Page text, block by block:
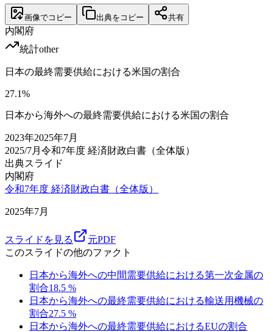
画像でコピー 出典をコピー 共有
内閣府
統計other
日本の最終需要供給における米国の割合
27.1%
日本から海外への最終需要供給における米国の割合
2023年2025年7月
2025/7月 令和7年度 経済財政白書（全体版）
出典スライド
内閣府
令和7年度 経済財政白書（全体版）
2025年7月
スライドを見る
元PDF
このスライドの他のファクト
日本から海外への中間需要供給における第一次金属の
割合18.5 %
日本から海外への最終需要供給における輸送用機械の
割合27.5 %
日本から海外への最終需要供給におけるEUの割合